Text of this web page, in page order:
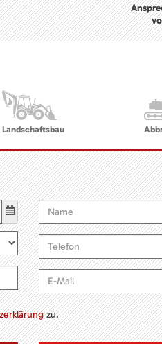
Landschaftsbau
zu.